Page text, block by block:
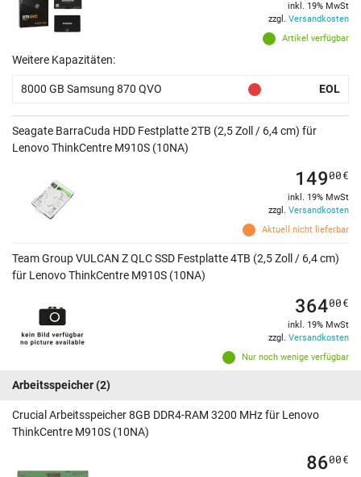
Artikel verfügbar
inkl. 19% MwSt
zzgl. Versandkosten
Weitere Kapazitäten:
8000 GB Samsung 870 QVO EOL
Seagate BarraCuda HDD Festplatte 2TB (2,5 Zoll / 6,4 cm) für
Lenovo ThinkCentre M910S (10NA)
Aktuell nicht lieferbar
14900€
inkl. 19% MwSt
zzgl. Versandkosten
Team Group VULCAN Z QLC SSD Festplatte 4TB (2,5 Zoll / 6,4 cm)
für Lenovo ThinkCentre M910S (10NA)
Nur noch wenige verfügbar
36400€
inkl. 19% MwSt
zzgl. Versandkosten
Arbeitsspeicher(2)
Crucial Arbeitsspeicher 8GB DDR4-RAM 3200 MHz für Lenovo
ThinkCentre M910S (10NA)
8600€